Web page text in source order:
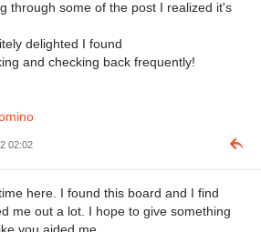
through some of the post I realized it's
delighted I found
and checking back frequently!
02:02
here. I found this board and I find
me out a lot. I hope to give something